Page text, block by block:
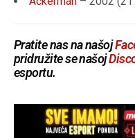
Pratite nas na našoj
pridružite se našoj
esportu.